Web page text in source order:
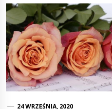
24 WRZEŚNIA, 2020